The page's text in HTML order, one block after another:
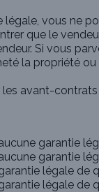
vous ne
que le
Si vous
la propriété
les avant-
garantie
garantie
légale de
légale de